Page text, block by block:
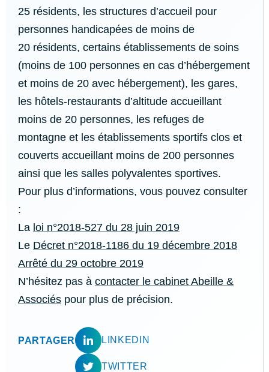
25 résidents, les structures d’accueil pour
personnes handicapées de moins de
20 résidents, certains établissements de soins
(moins de 100 personnes en cas d’hébergement
et moins de 20 avec hébergement), les gares,
les hôtels-restaurants d’altitude accueillant
moins de 20 personnes, les refuges de
montagne et les établissements sportifs clos et
couverts accueillant moins de 200 personnes
ainsi que les salles polyvalentes sportives.
Pour plus d’informations, vous pouvez consulter
:
La loi n°2018-527 du 28 juin 2019
Le Décret n°2018-1186 du 19 décembre 2018
Arrêté du 29 octobre 2019
N’hésitez pas à contacter le cabinet Abeille &
Associés pour plus de précision.
PARTAGER LINKEDIN
TWITTER